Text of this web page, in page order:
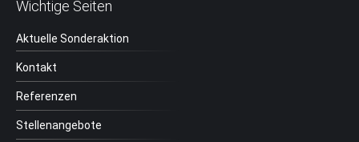
Wichtige Seiten
Aktuelle Sonderaktion
Kontakt
Referenzen
Stellenangebote